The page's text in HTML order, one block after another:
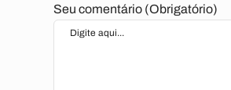
Seu comentário (Obrigatório)